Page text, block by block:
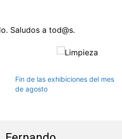
Saludos a tod@s.
Fin de las exhibiciones del mes
de agosto